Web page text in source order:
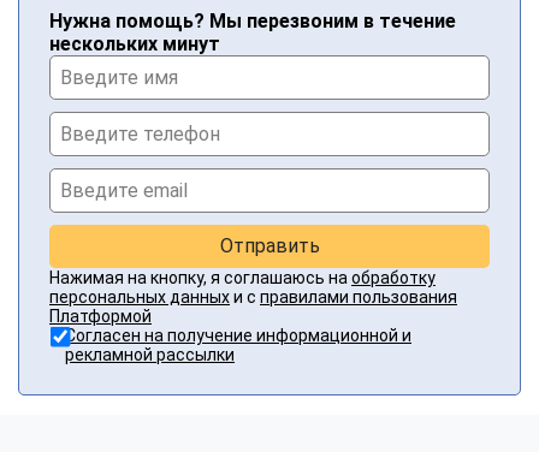
Нужна помощь? Мы перезвоним в течение
нескольких минут
Отправить
Нажимая на кнопку, я соглашаюсь на обработку
персональных данныхи с правилами пользования
Платформой
Согласен на получение информационной и
рекламной рассылки